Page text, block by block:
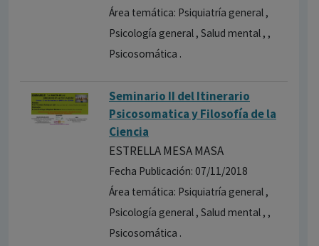
Área temática: Psiquiatría general ,
Psicología general , Salud mental , ,
Psicosomática .
Seminario II del Itinerario
Psicosomatica y Filosofía de la
Ciencia
ESTRELLA MESA MASA
Fecha Publicación: 07/11/2018
Área temática: Psiquiatría general ,
Psicología general , Salud mental , ,
Psicosomática .